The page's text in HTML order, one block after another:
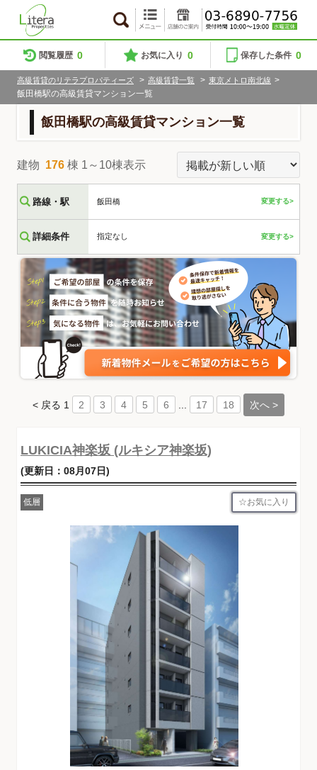
閲覧履歴 0 お気に入り 0 保存した条件 0
高級賃貸のリテラプロパティーズ > 高級賃貸一覧 > 東京メトロ南北線 >
飯田橋駅の高級賃貸マンション一覧
飯田橋駅の高級賃貸マンション一覧
建物 176 棟 1～10棟表示
路線・駅 飯田橋 変更する>
詳細条件 指定なし 変更する>
< 戻る 1 2 3 4 5 6 17 18 次へ >
LUKICIA神楽坂 (ルキシア神楽坂)
(更新日：08月07日)
低層 お気に入り